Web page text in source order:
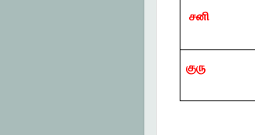
சனி
குரு